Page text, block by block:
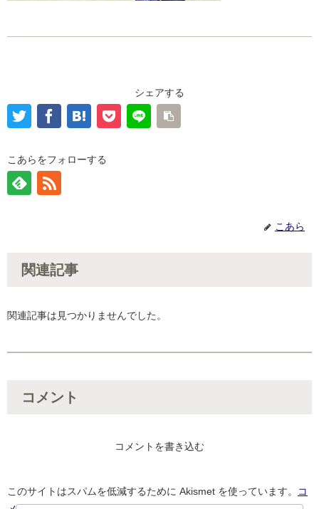
シェアする
こあらをフォローする
こあら
関連記事
関連記事は見つかりませんでした。
コメント
コメントを書き込む
このサイトはスパムを低減するために Akismet を使っています。
コ